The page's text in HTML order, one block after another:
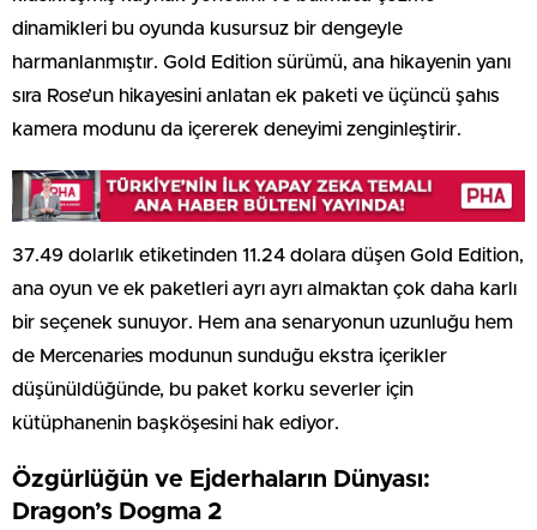
dinamikleri bu oyunda kusursuz bir dengeyle
harmanlanmıştır. Gold Edition sürümü, ana hikayenin yanı
sıra Rose’un hikayesini anlatan ek paketi ve üçüncü şahıs
kamera modunu da içererek deneyimi zenginleştirir.
37.49 dolarlık etiketinden 11.24 dolara düşen Gold Edition,
ana oyun ve ek paketleri ayrı ayrı almaktan çok daha karlı
bir seçenek sunuyor. Hem ana senaryonun uzunluğu hem
de Mercenaries modunun sunduğu ekstra içerikler
düşünüldüğünde, bu paket korku severler için
kütüphanenin başköşesini hak ediyor.
Özgürlüğün ve Ejderhaların Dünyası:
Dragon’s Dogma 2